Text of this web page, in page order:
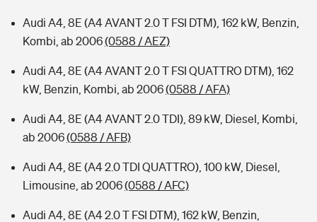
Audi A4, 8E (A4 AVANT 2.0 T FSI DTM), 162 kW, Benzin,
Kombi, ab 2006(0588 / AEZ)
Audi A4, 8E (A4 AVANT 2.0 T FSI QUATTRO DTM), 162
kW, Benzin, Kombi, ab 2006(0588 / AFA)
Audi A4, 8E (A4 AVANT 2.0 TDI), 89 kW, Diesel, Kombi,
ab 2006(0588 / AFB)
Audi A4, 8E (A4 2.0 TDI QUATTRO), 100 kW, Diesel,
Limousine, ab 2006(0588 / AFC)
Audi A4, 8E (A4 2.0 T FSI DTM), 162 kW, Benzin,